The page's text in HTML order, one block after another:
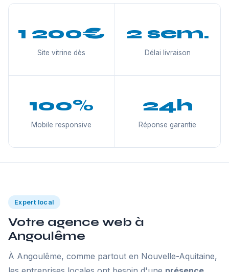
1 200€
Site vitrine dès
2 sem.
Délai livraison
100%
Mobile responsive
24h
Réponse garantie
Expert local
Votre agence web à
Angoulême
À Angoulême, comme partout en Nouvelle-Aquitaine,